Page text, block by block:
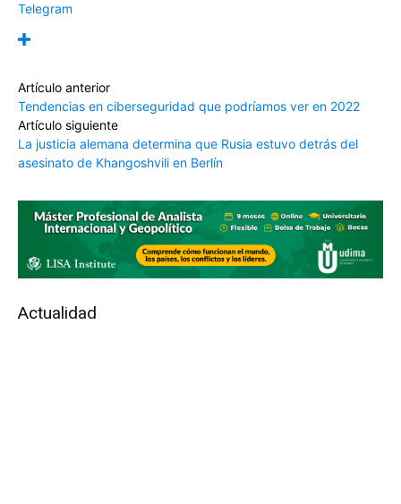
Telegram
Artículo anterior
Tendencias en ciberseguridad que podríamos ver en 2022
Artículo siguiente
La justicia alemana determina que Rusia estuvo detrás del
asesinato de Khangoshvili en Berlín
Actualidad